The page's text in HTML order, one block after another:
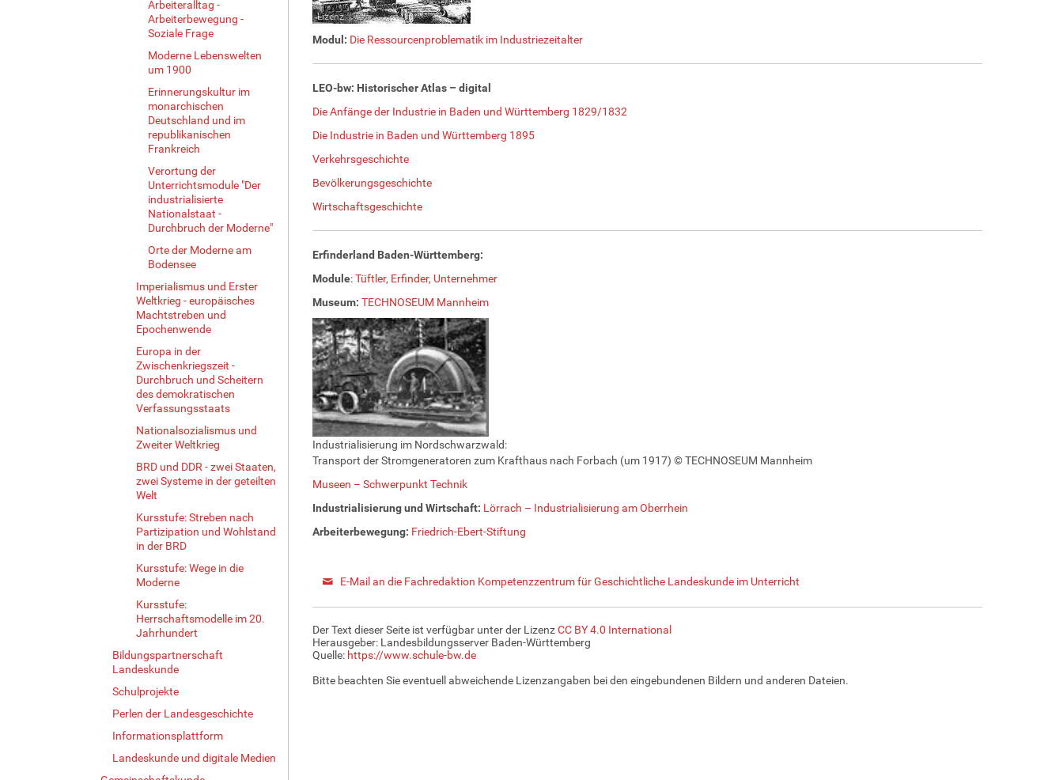
Arbeiteralltag -
Arbeiterbewegung -
Soziale Frage
Moderne Lebenswelten
um 1900
Erinnerungskultur im
monarchischen
Deutschland und im
republikanischen
Frankreich
Verortung der
Unterrichtsmodule "Der
industrialisierte
Nationalstaat -
Durchbruch der Moderne"
Orte der Moderne am
Bodensee
Imperialismus und Erster
Weltkrieg - europäisches
Machtstreben und
Epochenwende
Europa in der
Zwischenkriegszeit -
Durchbruch und Scheitern
des demokratischen
Verfassungsstaats
Nationalsozialismus und
Zweiter Weltkrieg
BRD und DDR - zwei Staaten,
zwei Systeme in der geteilten
Welt
Kursstufe: Streben nach
Partizipation und Wohlstand
in der BRD
Kursstufe: Wege in die
Moderne
Kursstufe:
Herrschaftsmodelle im 20.
Jahrhundert
Bildungspartnerschaft
Landeskunde
Schulprojekte
Perlen der Landesgeschichte
Informationsplattform
Landeskunde und digitale Medien
Lizenz
Modul: Die Ressourcenproblematik im Industriezeitalter
LEO-bw: Historischer Atlas – digital
Die Anfänge der Industrie in Baden und Württemberg 1829/1832
Die Industrie in Baden und Württemberg 1895
Verkehrsgeschichte
Bevölkerungsgeschichte
Wirtschaftsgeschichte
Erfinderland Baden-Württemberg:
Module:Tüftler, Erfinder, Unternehmer
Museum: TECHNOSEUM Mannheim
Industrialisierung im Nordschwarzwald:
Transport der Stromgeneratoren zum Krafthaus nach Forbach (um 1917) © TECHNOSEUM Mannheim
Museen – Schwerpunkt Technik
Industrialisierung und Wirtschaft: Lörrach – Industrialisierung am Oberrhein
Arbeiterbewegung: Friedrich-Ebert-Stiftung
E-Mail an die Fachredaktion Kompetenzzentrum für Geschichtliche Landeskunde im Unterricht
Der Text dieser Seite ist verfügbar unter der LizenzCC BY 4.0 International
Herausgeber: Landesbildungsserver Baden-Württemberg
Quelle: https://www.schule-bw.de
Bitte beachten Sie eventuell abweichende Lizenzangaben bei den eingebundenen Bildern und anderen Dateien.